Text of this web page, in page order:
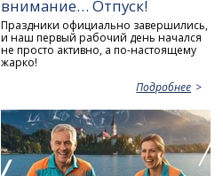
внимание… Отпуск!
Праздники официально завершились,
и наш первый рабочий день начался
не просто активно, а по-настоящему
жарко!
Подробнее